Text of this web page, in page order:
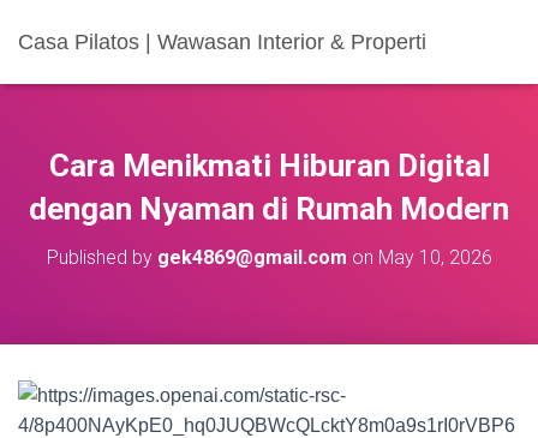
Casa Pilatos | Wawasan Interior & Properti
Cara Menikmati Hiburan Digital
dengan Nyaman di Rumah Modern
Published by gek4869@gmail.com on May 10, 2026